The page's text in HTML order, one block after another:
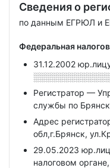
Сведения о
по данным ЕГРЮЛ и
Федеральная
31.12.2002
░░░░░░░░░░░░░
Регистратор —
службы по
Адрес
обл,г.Брянск,
29.05.2023
налоговом